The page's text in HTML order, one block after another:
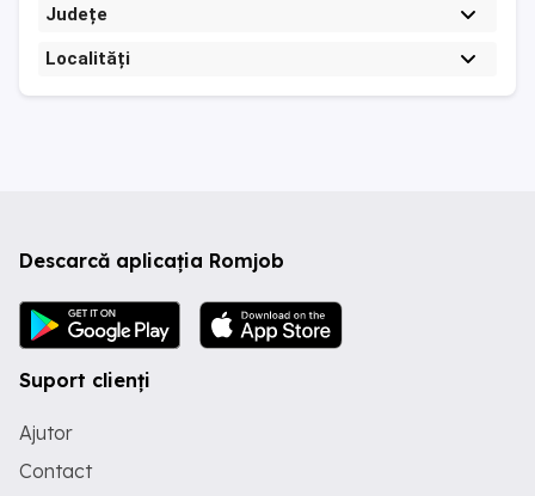
Județe
Localități
Descarcă aplicația Romjob
Suport clienți
Ajutor
Contact